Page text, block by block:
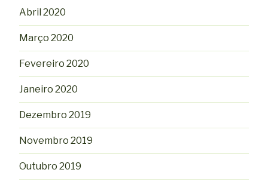
Abril 2020
Março 2020
Fevereiro 2020
Janeiro 2020
Dezembro 2019
Novembro 2019
Outubro 2019